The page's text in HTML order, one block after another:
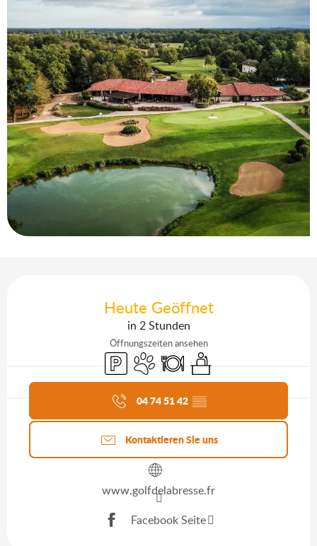
Heute Geöffnet
in 2 Stunden
Öffnungszeiten ansehen
ParkplatzTiere erlaubtRestaurantSeminare
Aktuelle Agenda
04 74 51 42 ▒▒
Kontaktieren Sie uns
www.golfdelabresse.fr
Facebook Seite